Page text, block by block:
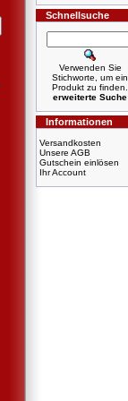
Schnellsuche
Verwenden Sie
Stichworte, um ein
Produkt zu finden.
erweiterte Suche
Informationen
Versandkosten
Unsere AGB
Gutschein einlösen
Ihr Account